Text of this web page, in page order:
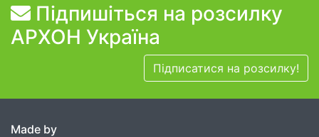
Підпишіться на розсилку
АРХОН Україна
Підписатися на розсилку!
Made by